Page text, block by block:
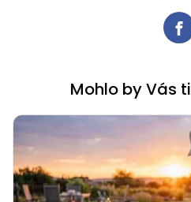
Mohlo by Vás